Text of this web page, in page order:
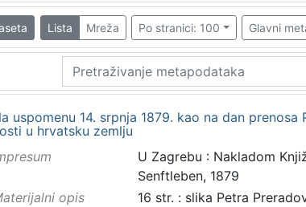
Lista Mreža Po stranici: 100 Glavni
uspomenu 14. srpnja 1879. kao na dan prenosa
u hrvatsku zemlju
U Zagrebu : Nakladom
Senftleben, 1879
opis
16 str. : slika Petra